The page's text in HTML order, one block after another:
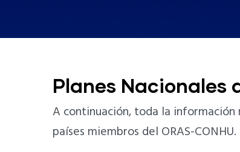
Planes Nacionales
A continuación, toda la
países miembros del ORAS-CONHU.